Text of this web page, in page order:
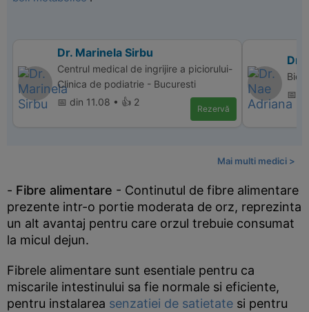
Dr. Marinela Sirbu
Centrul medical de ingrijire a piciorului-
Clinica de podiatrie - Bucuresti
📅 din 11.08 • 👍 2
Rezervă
Dr.
Bio
📅
Mai multi medici >
- Fibre alimentare - Continutul de fibre alimentare
prezente intr-o portie moderata de orz, reprezinta
un alt avantaj pentru care orzul trebuie consumat
la micul dejun.
Fibrele alimentare sunt esentiale pentru ca
miscarile intestinului sa fie normale si eficiente,
pentru instalarea senzatiei de satietate si pentru